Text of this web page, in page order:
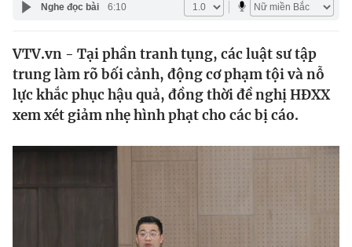
Thế giới
Tin tức
Thế giới đó đây
Thị trường
Giáo dục
Nghe đọc bài 6:10
VTV.vn - Tại phần tranh tụng, các luật sư tập
trung làm rõ bối cảnh, động cơ phạm tội và nỗ
lực khắc phục hậu quả, đồng thời đề nghị HĐXX
xem xét giảm nhẹ hình phạt cho các bị cáo.